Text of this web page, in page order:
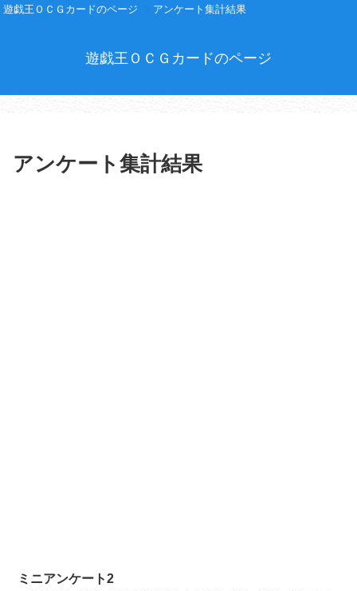
遊戯王ＯＣＧカードのページ アンケート集計結果
遊戯王ＯＣＧカードのページ
アンケート集計結果
ミニアンケート2